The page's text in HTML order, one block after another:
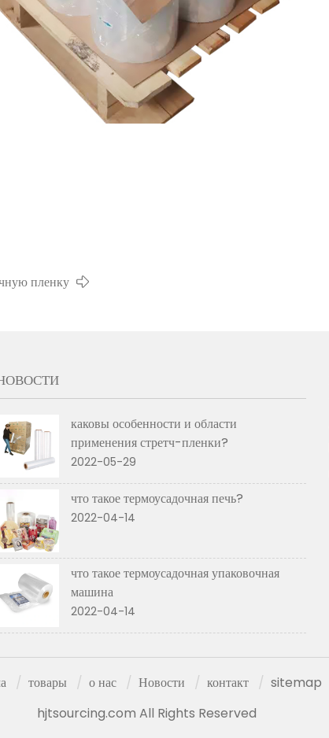
пленку
каковы особенности и области
применения стретч-пленки?
2022-05-29
что такое термоусадочная печь?
2022-04-14
что такое термоусадочная упаковочная
машина
2022-04-14
товары о нас Новости контакт
sitemap
hjtsourcing.com All Rights Reserved